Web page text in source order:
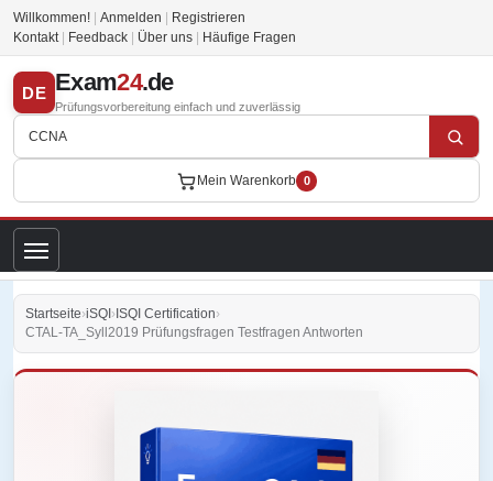
Willkommen! Anmelden
Registrieren
Kontakt
Feedback Über uns Häufige Fragen
DE Exam24.de
Prüfungsvorbereitung einfach und zuverlässig
Mein Warenkorb 0
Startseite›iSQI › ISQI Certification›
CTAL-TA_Syll2019 Prüfungsfragen Testfragen Antworten